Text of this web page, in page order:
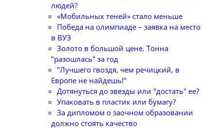
людей?
«Мобильных теней» стало меньше
Победа на олимпиаде – заявка на место
в ВУЗ
Золото в большой цене. Тонна
"разошлась" за год
"Лучшего гвоздя, чем речицкий, в
Европе не найдешь!"
Дотянуться до звезды или "достать" ее?
Упаковать в пластик или бумагу?
За дипломом о заочном образовании
должно стоять качество